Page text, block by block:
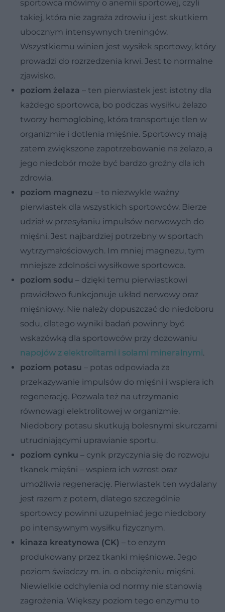
sportowca mówimy o anemii sportowej, czyli
takiej, która nie zagraża zdrowiu i jest skutkiem
ubocznym intensywnych treningów.
Wszystkiemu winien jest wysiłek sportowy, który
prowadzi do rozrzedzenia krwi. Jest to normalne
zjawisko.
poziom żelaza – ten pierwiastek jest istotny dla
każdego sportowca, bo podczas wysiłku żelazo
tworzy hemoglobinę, która transportuje tlen w
organizmie i dotlenia mięśnie. Sportowcy mają
zatem zwiększone zapotrzebowanie na żelazo, a
jego niedobór może być bardzo groźny dla ich
zdrowia.
poziom magnezu – to niezwykle ważny
pierwiastek dla wszystkich sportowców. Bierze
udział w przesyłaniu impulsów nerwowych do
mięśni. Jest najbardziej potrzebny w sportach
wytrzymałościowych. Im mniej magnezu, tym
mniejsze zdolności wysiłkowe sportowca.
poziom sodu – dzięki temu pierwiastkowi
prawidłowo funkcjonuje układ nerwowy oraz
mięśniowy. Nie należy dopuszczać do niedoboru
sodu, dlatego wyniki badań powinny być
wskazówką dla sportowców przy dozowaniu
napojów z elektrolitami i solami mineralnymi.
poziom potasu – potas odpowiada za
przekazywanie impulsów do mięśni i wspiera ich
regenerację. Pozwala też na utrzymanie
równowagi elektrolitowej w organizmie.
Niedobory potasu skutkują bolesnymi skurczami
utrudniającymi uprawianie sportu.
poziom cynku – cynk przyczynia się do rozwoju
tkanek mięśni – wspiera ich wzrost oraz
umożliwia regenerację. Pierwiastek ten wydalany
jest razem z potem, dlatego szczególnie
sportowcy powinni uzupełniać jego niedobory
po intensywnym wysiłku fizycznym.
kinaza kreatynowa (CK) – to enzym
produkowany przez tkanki mięśniowe. Jego
poziom świadczy m. in. o obciążeniu mięśni.
Niewielkie odchylenia od normy nie stanowią
zagrożenia. Większy poziom tego enzymu to